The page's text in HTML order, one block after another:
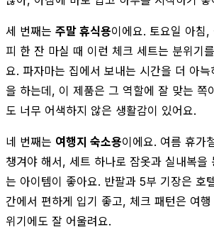
세 번째는 주말 휴식용이에요. 토요일 아침
피 한 잔 마실 때 이런 체크 세트는 분위기
요. 파자마는 집에서 보내는 시간을 더 아
을 하는데, 이 제품은 그 역할에 잘 맞는 쪽
도 너무 어색하지 않은 생활감이 있어요.
네 번째는 여행지 숙소용이에요. 여름 휴가
챙겨야 해서, 세트 하나로 잠옷과 실내복을
는 아이템이 좋아요. 반팔과 5부 기장은 호
간에서 편하게 입기 좋고, 체크 패턴은 여
위기에도 잘 어울려요.